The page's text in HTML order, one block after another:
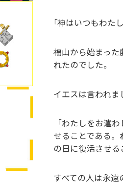
｢神はいつもわた
福山から始まっ
れたのでした。
イエスは言われま
「わたしをお遣
せることである
の日に復活させる
すべての人は永遠